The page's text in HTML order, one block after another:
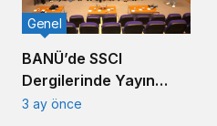
BANÜ’de SSCI
Dergilerinde Yayın
Süreci Konferansı
Genel
3 ay önce